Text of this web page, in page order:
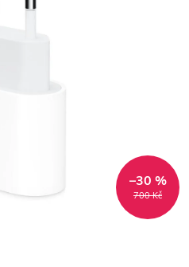
700 Kč
–30 %